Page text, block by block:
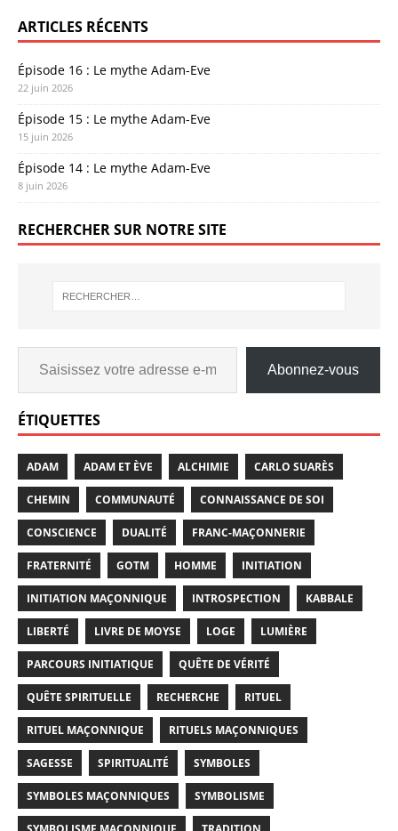
ARTICLES RÉCENTS
Épisode 16 : Le mythe Adam-Eve
22 juin 2026
Épisode 15 : Le mythe Adam-Eve
15 juin 2026
Épisode 14 : Le mythe Adam-Eve
8 juin 2026
RECHERCHER SUR NOTRE SITE
Abonnez-vous
ÉTIQUETTES
ADAM ADAM ET ÈVE ALCHIMIE CARLO SUARÈS
CHEMIN COMMUNAUTÉ CONNAISSANCE DE SOI
CONSCIENCE DUALITÉ FRANC-MAÇONNERIE
FRATERNITÉ GOTM HOMME INITIATION
INITIATION MAÇONNIQUE INTROSPECTION KABBALE
LIBERTÉ LIVRE DE MOYSE LOGE LUMIÈRE
PARCOURS INITIATIQUE QUÊTE DE VÉRITÉ
QUÊTE SPIRITUELLE RECHERCHE RITUEL
RITUEL MAÇONNIQUE RITUELS MAÇONNIQUES
SAGESSE SPIRITUALITÉ SYMBOLES
SYMBOLES MAÇONNIQUES SYMBOLISME